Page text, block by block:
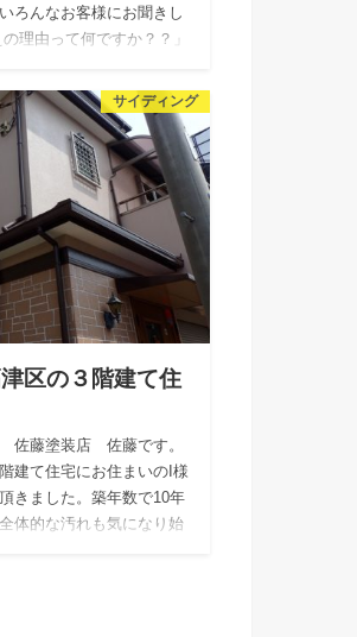
ろんなお客様にお聞きし
理由って何ですか？？」
サイディング
区の３階建て住
佐藤塗装店 佐藤です。
建て住宅にお住まいのI様
きました。築年数で10年
体的な汚れも気になり始